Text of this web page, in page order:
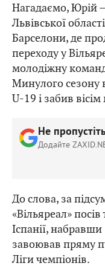
Нагадаємо, Юрій
Львівської
Барселони, де
переходу у
молодіжну
Минулого сезону
U-19 і забив вісім
Не
Додайте
До слова, за
«Вільяреал»
Іспанії,
завоював пряму
Ліги чемпіонів.